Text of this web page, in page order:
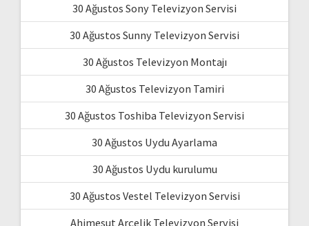
30 Ağustos Sony Televizyon Servisi
30 Ağustos Sunny Televizyon Servisi
30 Ağustos Televizyon Montajı
30 Ağustos Televizyon Tamiri
30 Ağustos Toshiba Televizyon Servisi
30 Ağustos Uydu Ayarlama
30 Ağustos Uydu kurulumu
30 Ağustos Vestel Televizyon Servisi
Ahimesut Arçelik Televizyon Servisi